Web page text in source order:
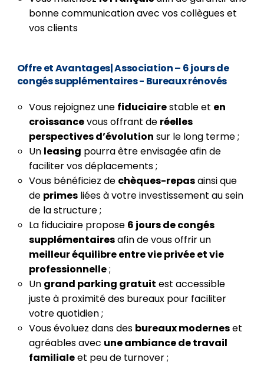
bonne communication avec vos collègues et
vos clients
Offre et Avantages|Association – 6 jours de
congés supplémentaires - Bureaux rénovés
Vous rejoignez une fiduciairestable et en
croissancevous offrant de réelles
perspectives d’évolution sur le long terme ;
Un leasing pourra être envisagée afin de
faciliter vos déplacements ;
Vous bénéficiez de chèques-repasainsi que
de primesliées à votre investissement au sein
de la structure ;
La fiduciaire propose 6 jours de congés
supplémentairesafin de vous offrir un
meilleur équilibre entre vie privée et vie
professionnelle;
Un grand parking gratuit est accessible
juste à proximité des bureaux pour faciliter
votre quotidien ;
Vous évoluez dans des bureaux moderneset
agréables avec une ambiance de travail
familialeet peu de turnover ;